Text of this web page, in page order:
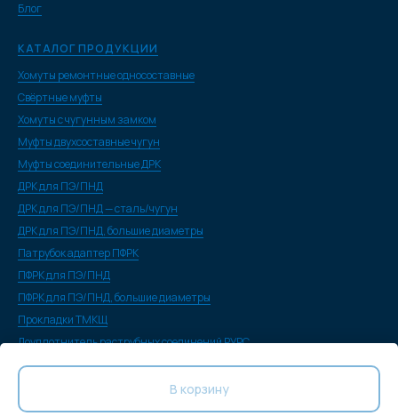
В корзину
Блог
КАТАЛОГ ПРОДУКЦИИ
Хомуты ремонтные односоставные
Свёртные муфты
Хомуты с чугунным замком
Муфты двухсоставные чугун
Муфты соединительные ДРК
ДРК для ПЭ/ПНД
ДРК для ПЭ/ПНД — сталь/чугун
ДРК для ПЭ/ПНД, большие диаметры
Патрубок адаптер ПФРК
ПФРК для ПЭ/ПНД
ПФРК для ПЭ/ПНД, большие диаметры
Прокладки ТМКЩ
Доуплотнитель раструбных соединений РУРС
Демонтажные вставки
Фланцевый виброкомпенсатор гибкий
Седёлка хомутовая фланцевая